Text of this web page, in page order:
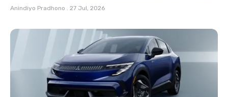
dengan meluncurkan New XForce...
Anindiyo Pradhono . 27 Jul, 2026